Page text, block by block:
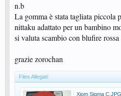
n.b
La gomma è stata tagliata piccola
nittaku adattato per un bambino
si valuta scambio con blufire
grazie zorochan
Files Allegati:
Xiom Sigma C.JPG